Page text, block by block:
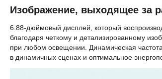
Изображение, выходящее за
6.88-дюймовый дисплей, который
благодаря четкому и детализированному
при любом освещении. Динамическая
в динамичных сценах и оптимальное